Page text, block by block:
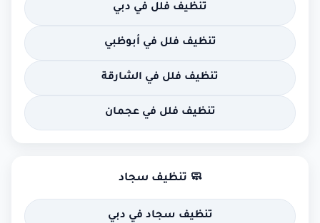
تنظيف فلل في دبي
تنظيف فلل في أبوظبي
تنظيف فلل في الشارقة
تنظيف فلل في عجمان
🧼 تنظيف سجاد
تنظيف سجاد في دبي